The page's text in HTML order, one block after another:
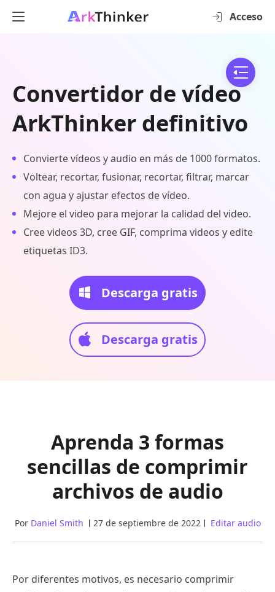
Acceso
Convertidor de vídeo
ArkThinker definitivo
Convierte vídeos y audio en más de 1000 formatos.
Voltear, recortar, fusionar, recortar, filtrar, marcar
con agua y ajustar efectos de vídeo.
Mejore el video para mejorar la calidad del video.
Cree videos 3D, cree GIF, comprima videos y edite
etiquetas ID3.
Descarga gratis
Descarga gratis
Aprenda 3 formas
sencillas de comprimir
archivos de audio
Por Daniel Smith 27 de septiembre de 2022 Editar audio
Por diferentes motivos, es necesario comprimir